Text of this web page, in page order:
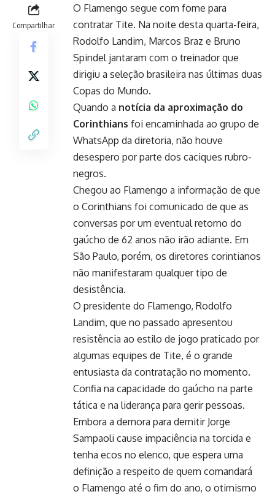
Compartilhar
O Flamengo segue com fome para
contratar Tite. Na noite desta quarta-feira,
Rodolfo Landim, Marcos Braz e Bruno
Spindel jantaram com o treinador que
dirigiu a seleção brasileira nas últimas duas
Copas do Mundo.
Quando a notícia da aproximação do
Corinthians foi encaminhada ao grupo de
WhatsApp da diretoria, não houve
desespero por parte dos caciques rubro-
negros.
Chegou ao Flamengo a informação de que
o Corinthians foi comunicado de que as
conversas por um eventual retorno do
gaúcho de 62 anos não irão adiante. Em
São Paulo, porém, os diretores corintianos
não manifestaram qualquer tipo de
desistência.
O presidente do Flamengo, Rodolfo
Landim, que no passado apresentou
resistência ao estilo de jogo praticado por
algumas equipes de Tite, é o grande
entusiasta da contratação no momento.
Confia na capacidade do gaúcho na parte
tática e na liderança para gerir pessoas.
Embora a demora para demitir Jorge
Sampaoli cause impaciência na torcida e
tenha ecos no elenco, que espera uma
definição a respeito de quem comandará
o Flamengo até o fim do ano, o otimismo